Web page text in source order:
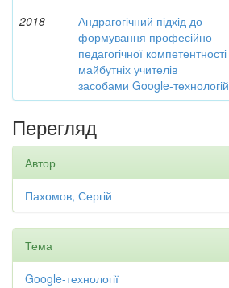
2018
Андрагогічний підхід до
формування професійно-
педагогічної компетентності
майбутніх учителів
засобами Google-технологій
Перегляд
Автор
Пахомов, Сергій
Тема
Google-технології